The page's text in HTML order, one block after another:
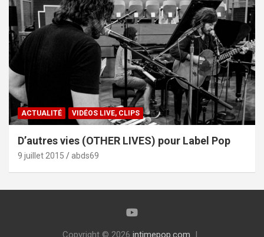
ACTUALITÉ VIDÉOS LIVE, CLIPS
D’autres vies (OTHER LIVES) pour Label Pop
9 juillet 2015 abds69
Copyright © 2026 intimepop.com